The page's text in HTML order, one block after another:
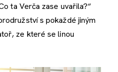
ta Verča zase uvařila?“
s pokaždé jiným
ze které se linou